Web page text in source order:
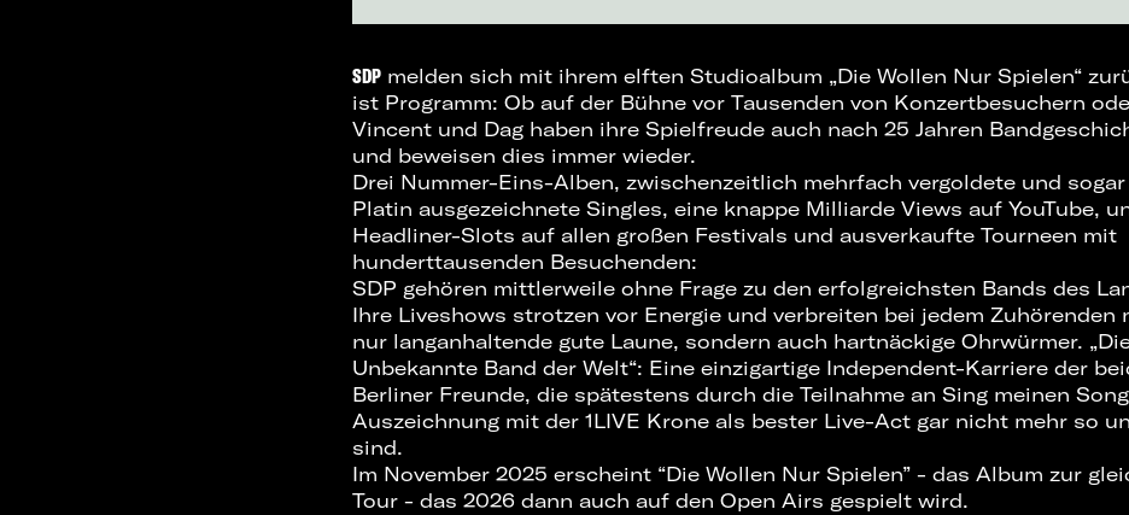
SDP melden sich mit ihrem elften Studioalbum „Die Wollen Nur Spielen“
ist Programm: Ob auf der Bühne vor Tausenden von Konzertbesuchern
Vincent und Dag haben ihre Spielfreude auch nach 25 Jahren
und beweisen dies immer wieder.
Drei Nummer-Eins-Alben, zwischenzeitlich mehrfach vergoldete und
Platin ausgezeichnete Singles, eine knappe Milliarde Views auf YouTube,
Headliner-Slots auf allen großen Festivals und ausverkaufte Tourneen mit
hunderttausenden Besuchenden:
SDP gehören mittlerweile ohne Frage zu den erfolgreichsten Bands des
Ihre Liveshows strotzen vor Energie und verbreiten bei jedem Zuhörenden
nur langanhaltende gute Laune, sondern auch hartnäckige Ohrwürmer.
Unbekannte Band der Welt“: Eine einzigartige Independent-Karriere der
Berliner Freunde, die spätestens durch die Teilnahme an Sing meinen
Auszeichnung mit der 1LIVE Krone als bester Live-Act gar nicht mehr so
sind.
Im November 2025 erscheint “Die Wollen Nur Spielen” - das Album zur
Tour - das 2026 dann auch auf den Open Airs gespielt wird.